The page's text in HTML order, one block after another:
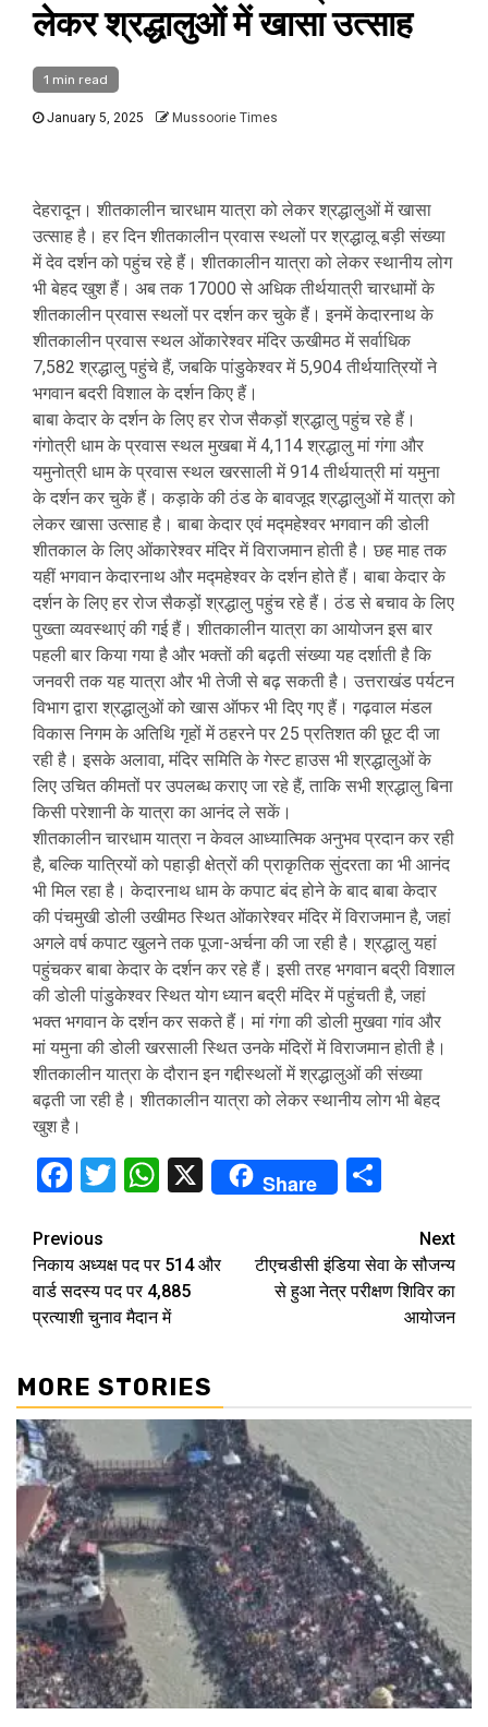
लेकर श्रद्धालुओं में खासा उत्साह
1 min read
January 5, 2025 Mussoorie Times
देहरादून। शीतकालीन चारधाम यात्रा को लेकर श्रद्धालुओं में खासा
उत्साह है। हर दिन शीतकालीन प्रवास स्थलों पर श्रद्धालू बड़ी संख्या
में देव दर्शन को पहुंच रहे हैं। शीतकालीन यात्रा को लेकर स्थानीय लोग
भी बेहद खुश हैं। अब तक 17000 से अधिक तीर्थयात्री चारधामों के
शीतकालीन प्रवास स्थलों पर दर्शन कर चुके हैं। इनमें केदारनाथ के
शीतकालीन प्रवास स्थल ओंकारेश्वर मंदिर ऊखीमठ में सर्वाधिक
7,582 श्रद्धालु पहुंचे हैं, जबकि पांडुकेश्वर में 5,904 तीर्थयात्रियों ने
भगवान बदरी विशाल के दर्शन किए हैं।
बाबा केदार के दर्शन के लिए हर रोज सैकड़ों श्रद्धालु पहुंच रहे हैं।
गंगोत्री धाम के प्रवास स्थल मुखबा में 4,114 श्रद्धालु मां गंगा और
यमुनोत्री धाम के प्रवास स्थल खरसाली में 914 तीर्थयात्री मां यमुना
के दर्शन कर चुके हैं। कड़ाके की ठंड के बावजूद श्रद्धालुओं में यात्रा को
लेकर खासा उत्साह है। बाबा केदार एवं मद्महेश्वर भगवान की डोली
शीतकाल के लिए ओंकारेश्वर मंदिर में विराजमान होती है। छह माह तक
यहीं भगवान केदारनाथ और मद्महेश्वर के दर्शन होते हैं। बाबा केदार के
दर्शन के लिए हर रोज सैकड़ों श्रद्धालु पहुंच रहे हैं। ठंड से बचाव के लिए
पुख्ता व्यवस्थाएं की गई हैं। शीतकालीन यात्रा का आयोजन इस बार
पहली बार किया गया है और भक्तों की बढ़ती संख्या यह दर्शाती है कि
जनवरी तक यह यात्रा और भी तेजी से बढ़ सकती है। उत्तराखंड पर्यटन
विभाग द्वारा श्रद्धालुओं को खास ऑफर भी दिए गए हैं। गढ़वाल मंडल
विकास निगम के अतिथि गृहों में ठहरने पर 25 प्रतिशत की छूट दी जा
रही है। इसके अलावा, मंदिर समिति के गेस्ट हाउस भी श्रद्धालुओं के
लिए उचित कीमतों पर उपलब्ध कराए जा रहे हैं, ताकि सभी श्रद्धालु बिना
किसी परेशानी के यात्रा का आनंद ले सकें।
शीतकालीन चारधाम यात्रा न केवल आध्यात्मिक अनुभव प्रदान कर रही
है, बल्कि यात्रियों को पहाड़ी क्षेत्रों की प्राकृतिक सुंदरता का भी आनंद
भी मिल रहा है। केदारनाथ धाम के कपाट बंद होने के बाद बाबा केदार
की पंचमुखी डोली उखीमठ स्थित ओंकारेश्वर मंदिर में विराजमान है, जहां
अगले वर्ष कपाट खुलने तक पूजा-अर्चना की जा रही है। श्रद्धालु यहां
पहुंचकर बाबा केदार के दर्शन कर रहे हैं। इसी तरह भगवान बद्री विशाल
की डोली पांडुकेश्वर स्थित योग ध्यान बद्री मंदिर में पहुंचती है, जहां
भक्त भगवान के दर्शन कर सकते हैं। मां गंगा की डोली मुखवा गांव और
मां यमुना की डोली खरसाली स्थित उनके मंदिरों में विराजमान होती है।
शीतकालीन यात्रा के दौरान इन गद्दीस्थलों में श्रद्धालुओं की संख्या
बढ़ती जा रही है। शीतकालीन यात्रा को लेकर स्थानीय लोग भी बेहद
खुश है।
Facebook
TwitterWhatsApp
X Share
Continue
Reading
Previous
निकाय अध्यक्ष पद पर 514 और
वार्ड सदस्य पद पर 4,885
प्रत्याशी चुनाव मैदान में
Next
टीएचडीसी इंडिया सेवा के सौजन्य
से हुआ नेत्र परीक्षण शिविर का
आयोजन
MORE STORIES